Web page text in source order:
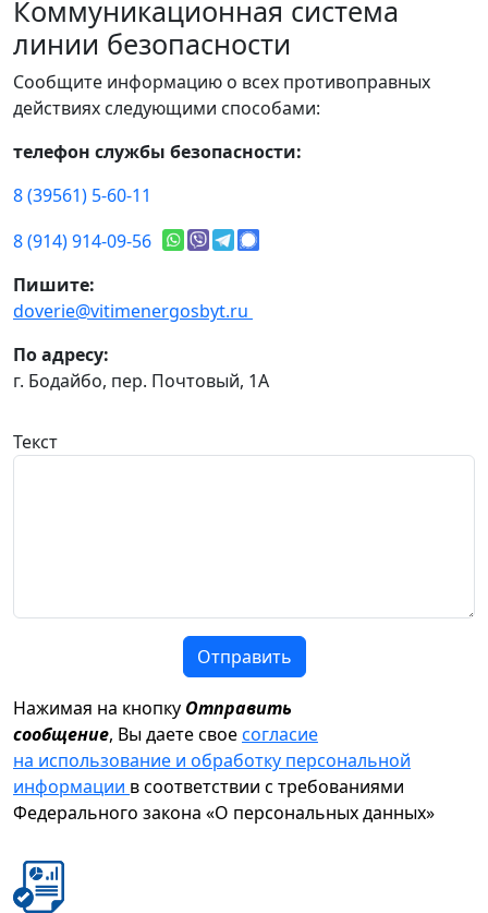
Коммуникационная система
линии безопасности
Сообщите информацию о всех противоправных
действиях следующими способами:
телефон службы безопасности:
8 (39561) 5-60-11
8 (914) 914-09-56
Пишите:
doverie@vitimenergosbyt.ru
По адресу:
г. Бодайбо, пер. Почтовый, 1А
Текст
Отправить
Нажимая на кнопку Отправить
сообщение, Вы даете своесогласие
на использование и обработку персональной
информации в соответствии с требованиями
Федерального закона «О персональных данных»